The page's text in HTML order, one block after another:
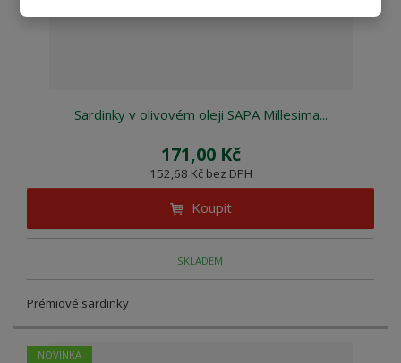
Sardinky v olivovém oleji SAPA Millesima...
171,00 Kč
152,68 Kč bez DPH
Koupit
SKLADEM
Prémiové sardinky
NOVINKA